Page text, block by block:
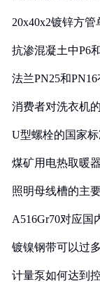
20x40x2镀锌方
抗渗混凝土中P6
法兰PN25和
消费者对洗衣机
U型螺栓的国家
煤矿用电热取暖
照明母线槽的主
A516Gr70对应国
镀镍钢带可以过
计量泵如何达到